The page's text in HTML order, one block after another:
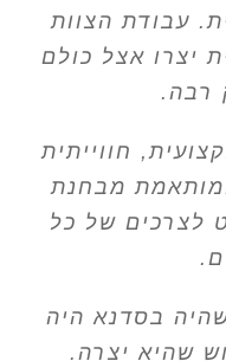
עבודת הצוות
יצרו אצל כולם
רבה.
חווייתית
מבחנת
לצרכים של כל
בסדנא היה
שהיא יצרה.